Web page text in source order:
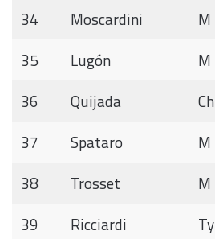
34
Moscardini M
35
Lugón M
36
Quijada Ch
37
Spataro M
38
Trosset M
39
Ricciardi Ty